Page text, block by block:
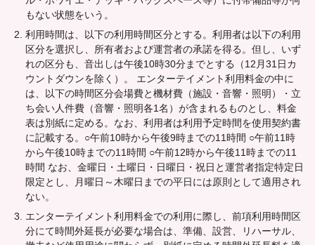
もない状態をいう。
利用時間は、以下の利用時間区分とする。利用者は以下の利用
区分を選択し、所有者および運営者の承諾を得る。但し、いず
れの区分も、音出しは午後10時30分までとする（12月31日カ
ウントダウンを除く）。 エンターテイメント利用料金の中に
は、以下の時間区分会場費と機材費（施設・音響・照明）・立
ち会い人件費（音響・照明各1名）が含まれるものとし、料金
表は別紙に定める。なお、利用者は利用予定時間を使用契約書
に記載する。○午前10時から午後9時までの11時間 ○午前11時
から午後10時までの11時間 ○午前12時から午後11時までの11
時間 なお、金曜日・土曜日・日曜日・祝日と運営者指定特定日
限定とし、月曜日～木曜日までの平日には原則として適用され
ない。
エンターテイメント利用料金での利用に際し、前項利用時間区
分にて時間外延長が必要な場合は、準備、設営、リハーサル、